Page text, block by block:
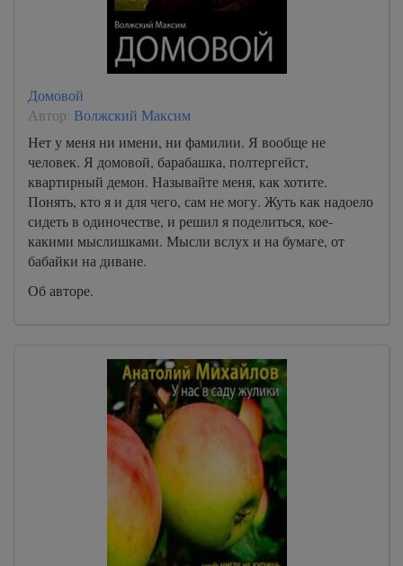
Домовой
Автор: Волжский Максим
Нет у меня ни имени, ни фамилии. Я вообще не
человек. Я домовой, барабашка, полтергейст,
квартирный демон. Называйте меня, как хотите.
Понять, кто я и для чего, сам не могу. Жуть как надоело
сидеть в одиночестве, и решил я поделиться, кое-
какими мыслишками. Мысли вслух и на бумаге, от
бабайки на диване.
Об авторе.